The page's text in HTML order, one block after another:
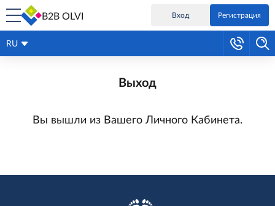
B2B OLVI Вход Регистрация
RU
Выход
Вы вышли из Вашего Личного Кабинета.